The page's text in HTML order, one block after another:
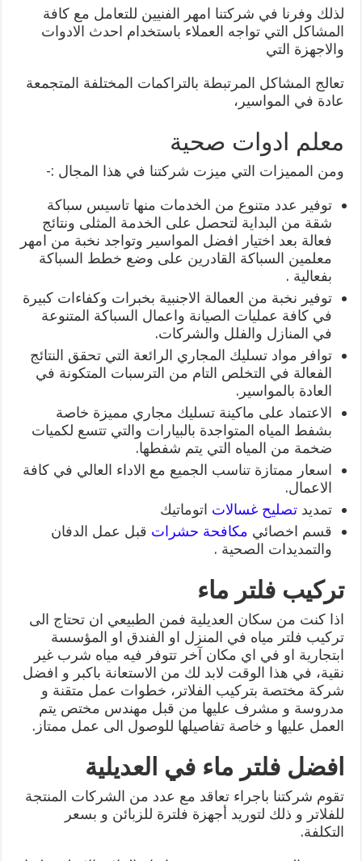
لذلك وفرنا في شركتنا امهر الفنيين للتعامل مع كافة
المشاكل التي تواجه العملاء باستخدام احدث الادوات
والاجهزة التي
تعالج المشاكل المرتبطة بالتراكمات المختلفة المتجمعة
عادة في المواسير،
معلم ادوات صحية
ومن المميزات التي ميزت شركتنا في هذا المجال :-
توفير عدد متنوع من الخدمات منها تاسيس سباكة
شقة من البداية لتحصل على الخدمة المثلى ونتائج
فعالة بعد اختيار افضل المواسير وتواجد نخبة من امهر
معلمين السباكة القادرين على وضع خطط السباكة
بفعالية .
توفير نخبة من العمالة الاجنبية بخبرات وكفاءات كبيرة
في كافة عمليات الصيانة واعمال السباكة المتنوعة
في المنازل والفلل والشركات.
توافر مواد تسليك المجاري الرائعة التي تحقق النتائج
الفعالة في التخلص التام من الترسبات المتكونة في
العادة بالمواسير.
الاعتماد على ماكينة تسليك مجاري مميزة خاصة
بشفط المياه المتواجدة بالبيارات والتي تتسع لكميات
ضخمة من المياه التي يتم شفطها.
اسعار ممتازة تناسب الجميع مع الاداء العالي في كافة
الاعمال.
تمديدتصليح غسالات اتوماتيك
قسم اخصائي مكافحة حشرات قبل عمل الدفان
والتمديدات الصحية .
تركيب فلتر ماء
اذا كنت من سكان العديلية فمن الطبيعي ان تحتاج الى
تركيب فلتر مياه في المنزل او الفندق او المؤسسة
ابتجارية او في اي مكان آخر تتوفر فيه مياه شرب غير
نقية، في هذا الوقت لابد لك من الاستعانة باكبر و افضل
شركة مختصة بتركيب الفلاتر، خطوات عمل متقنة و
مدروسة و مشرف عليها من قبل مهندس مختص يتم
العمل عليها و خاصة تفاصيلها للوصول الى عمل ممتاز.
افضل فلتر ماء في العديلية
تقوم شركتنا باجراء تعاقد مع عدد من الشركات المنتجة
للفلاتر و ذلك لتوريد أجهزة فلترة للزبائن و بسعر
التكلفة.